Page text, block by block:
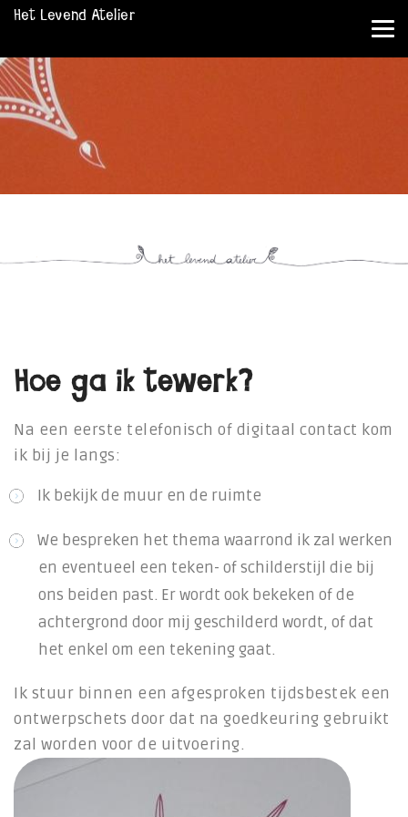
Het Levend Atelier
Hoe ga ik tewerk?
Na een eerste telefonisch of digitaal contact kom
ik bij je langs:
Ik bekijk de muur en de ruimte
We bespreken het thema waarrond ik zal werken
en eventueel een teken- of schilderstijl die bij
ons beiden past. Er wordt ook bekeken of de
achtergrond door mij geschilderd wordt, of dat
het enkel om een tekening gaat.
Ik stuur binnen een afgesproken tijdsbestek een
ontwerpschets door dat na goedkeuring gebruikt
zal worden voor de uitvoering.